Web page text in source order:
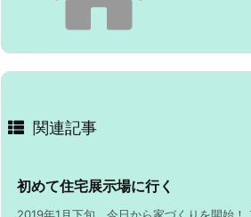
関連記事
初めて住宅展示場に行く